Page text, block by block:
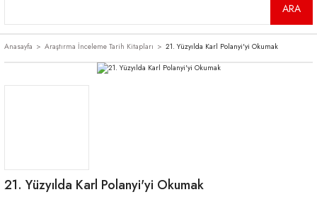
ARA
Anasayfa Araştırma İnceleme Tarih Kitapları 21. Yüzyılda Karl Polanyi'yi Okumak
21. Yüzyılda Karl Polanyi'yi Okumak